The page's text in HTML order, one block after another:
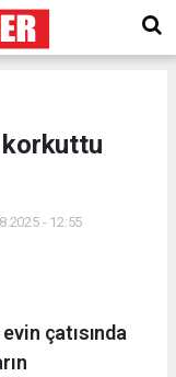
korkuttu
- 12:55
çatısında